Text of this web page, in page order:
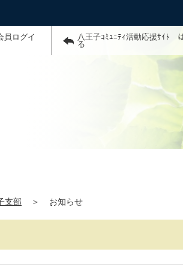
員ログイ
八王子ｺﾐｭﾆﾃｨ活動応援ｻｲﾄ
る
支部 ＞ お知らせ